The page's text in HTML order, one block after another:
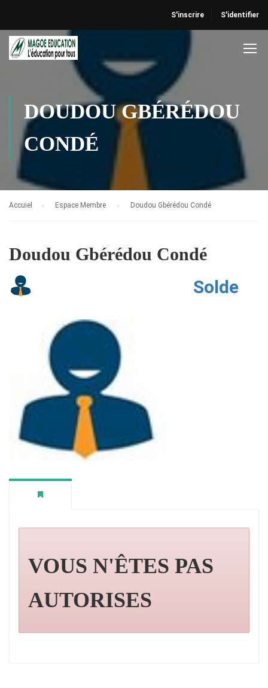
S'inscrire S'identifier
DOUDOU GBÉRÉDOU
CONDÉ
Accuiel Espace Membre Doudou Gbérédou Condé
Doudou Gbérédou Condé
Solde
VOUS N'ÊTES PAS
AUTORISES